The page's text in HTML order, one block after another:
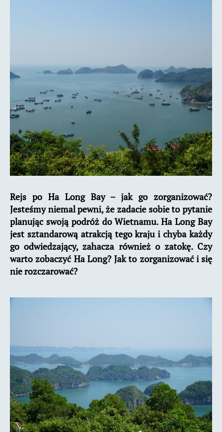
Rejs po Ha Long Bay – jak go zorganizować?
Jesteśmy niemal pewni, że zadacie sobie to pytanie
planując swoją podróż do Wietnamu. Ha Long Bay
jest sztandarową atrakcją tego kraju i chyba każdy
go odwiedzający, zahacza również o zatokę. Czy
warto zobaczyć Ha Long? Jak to zorganizować i się
nie rozczarować?